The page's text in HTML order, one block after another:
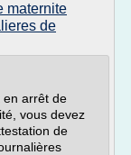
maternite
de
en arrêt de
vous devez
de